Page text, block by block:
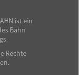
ist ein
Bahn
Rechte